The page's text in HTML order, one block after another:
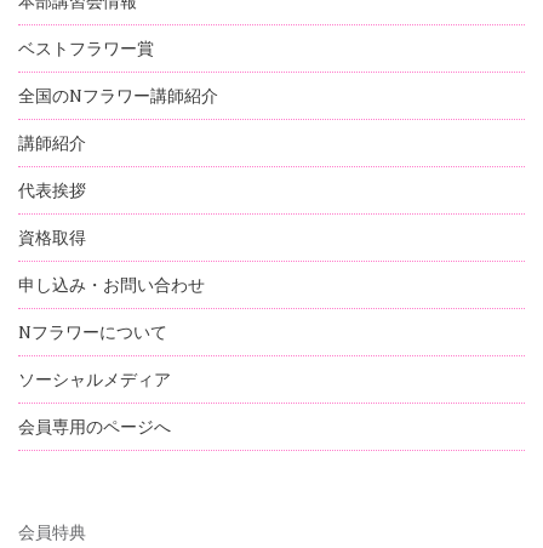
ベストフラワー賞
全国のNフラワー講師紹介
講師紹介
代表挨拶
資格取得
申し込み・お問い合わせ
Nフラワーについて
ソーシャルメディア
会員専用のページへ
会員特典